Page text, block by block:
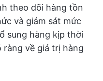
theo dõi hàng tồn
và giám sát mức
sung hàng kịp thời
ràng về giá trị hàng